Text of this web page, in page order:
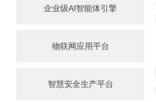
企业级AI智能体引擎
物联网应用平台
智慧安全生产平台